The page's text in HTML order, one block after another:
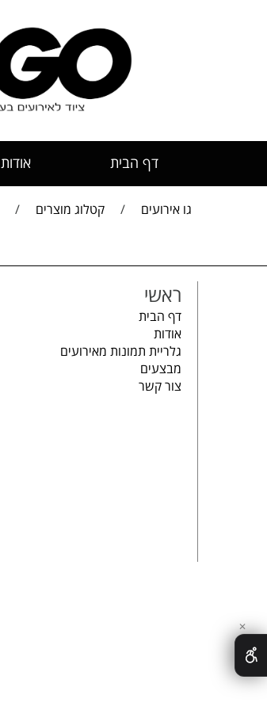
דף הבית אודות
גו אירועים / קטלוג מוצרים /
ראשי
דף הבית
אודות
גלריית תמונות מאירועים
מבצעים
צור קשר
✕